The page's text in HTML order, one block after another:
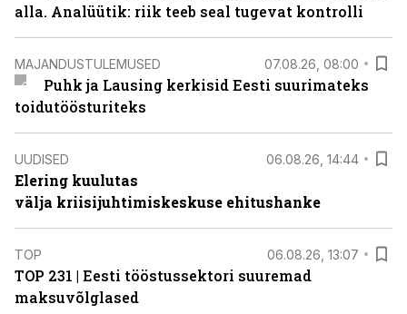
alla. Analüütik: riik teeb seal tugevat kontrolli
MAJANDUSTULEMUSED 07.08.26, 08:00
Puhk ja Lausing kerkisid Eesti suurimateks
toidutöösturiteks
UUDISED 06.08.26, 14:44
Elering kuulutas
välja kriisijuhtimiskeskuse ehitushanke
TOP 06.08.26, 13:07
TOP 231 | Eesti tööstussektori suuremad
maksuvõlglased